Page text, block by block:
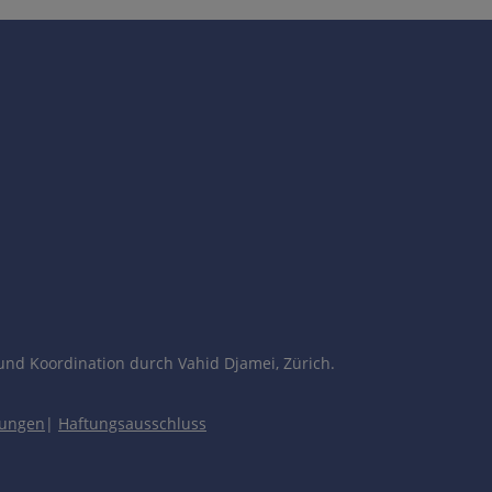
Koordination durch Vahid Djamei, Zürich.
| Haftungsausschluss